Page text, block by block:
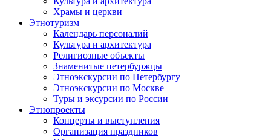
Храмы и церкви
Этнотуризм
Календарь персоналий
Культура и архитектура
Религиозные объекты
Знаменитые петербуржцы
Этноэкскурсии по Петербургу
Этноэкскурсии по Москве
Туры и эксурсии по России
Этнопроекты
Концерты и выступления
Организация праздников